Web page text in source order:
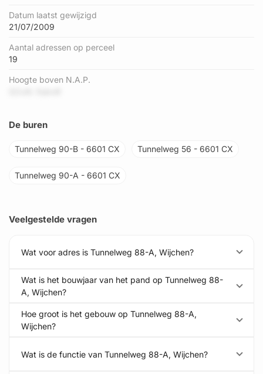
Datum laatst gewijzigd
21/07/2009
Aantal adressen op perceel
19
Hoogte boven N.A.P.
De buren
Tunnelweg 90-B - 6601 CX Tunnelweg 56 - 6601 CX
Tunnelweg 90-A - 6601 CX
Veelgestelde vragen
Wat voor adres is Tunnelweg 88-A, Wijchen?
Wat is het bouwjaar van het pand op Tunnelweg 88-
A, Wijchen?
Hoe groot is het gebouw op Tunnelweg 88-A,
Wijchen?
Wat is de functie van Tunnelweg 88-A, Wijchen?